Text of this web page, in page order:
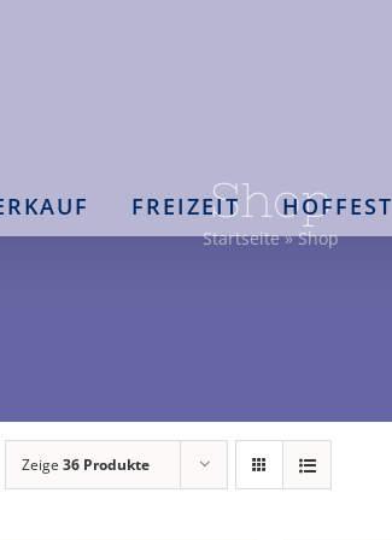
FREIZEIT HOFFEST
Shop
Startseite»Shop
Zeige 36 Produkte